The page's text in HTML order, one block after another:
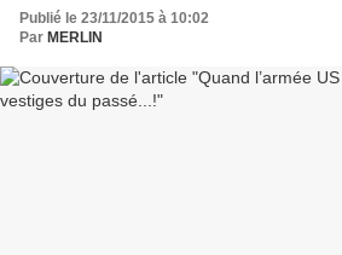
Publié le 23/11/2015 à 10:02
Par MERLIN